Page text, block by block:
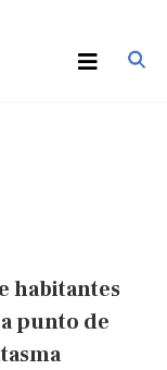
habitantes
punto de